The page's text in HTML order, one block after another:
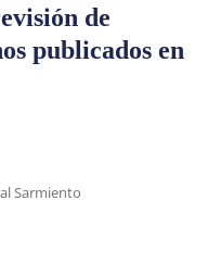
de
publicados en
Sarmiento